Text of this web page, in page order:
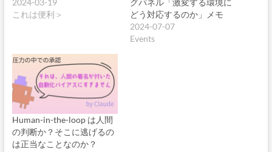
これは便利＞
どう対応するのか」メモ
2024-07-07
Events
Human-in-the-loop は人間
の判断か？そこに逃げるの
は正当なことなのか？